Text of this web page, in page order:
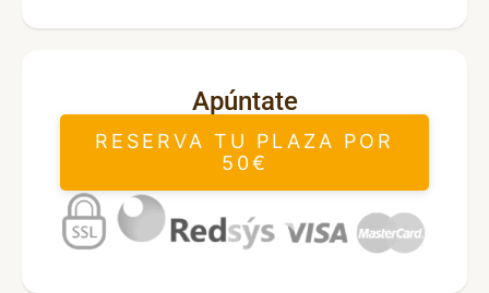
Apúntate
RESERVA TU PLAZA POR
50€